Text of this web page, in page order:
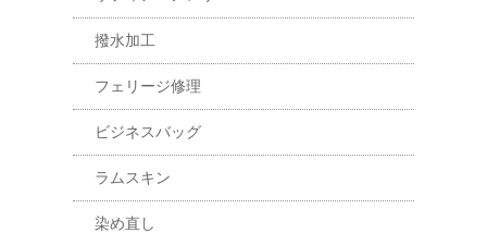
撥水加工
フェリージ修理
ビジネスバッグ
ラムスキン
染め直し